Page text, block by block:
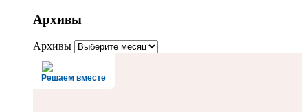
Архивы
Архивы
Решаем вместе